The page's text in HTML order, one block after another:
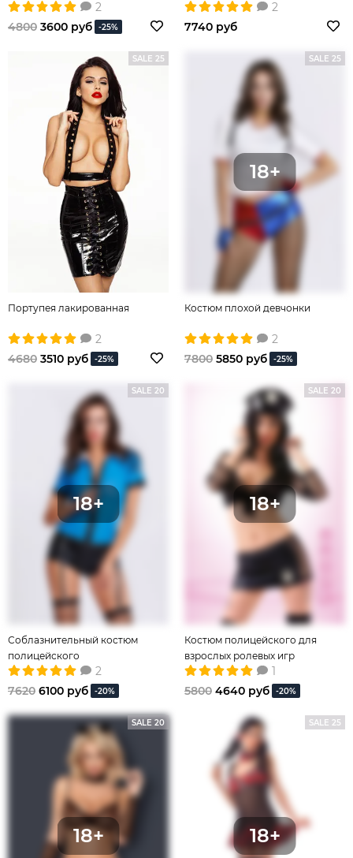
2
4800 3600 руб -25%
2
7740 руб
SALE 25
Портупея лакированная
2
4680 3510 руб -25%
SALE 25
Костюм плохой девчонки
2
7800 5850 руб -25%
SALE 20
Соблазнительный костюм
полицейского
2
7620 6100 руб -20%
SALE 20
Костюм полицейского для
взрослых ролевых игр
1
5800 4640 руб -20%
SALE 20 SALE 25